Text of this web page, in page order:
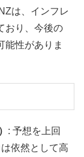
は、インフレ
おり、今後の
能性がありま
: 予想を上回
依然として高